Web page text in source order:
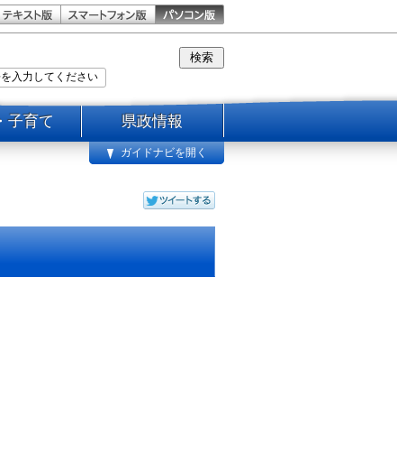
子育て 県政情報
ガイドナビを開く